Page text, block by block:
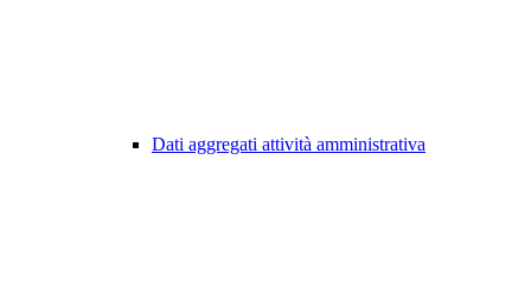
Dati aggregati attività amministrativa